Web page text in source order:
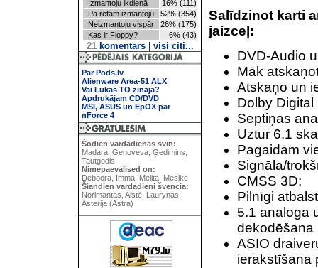
Izmantoju ikdienā
16% (111)
Pa retam izmantoju
52% (354)
Neizmantoju vispār
26% (175)
Kas ir Floppy?
6% (43)
21komentārs| visi citi...
Par Pods.lv
Alienware Area-51 ALX
Vai Lukas TO zināja?
Apdrukājam CD/DVD
MSI, ASUS un EpOX par
nForce 4
Šodien vardadienas svin:
Madara, Genoveva, Ģedimins,
Tautgodis
Nimepaevalised on:
Deboora, Imma, Melita, Mesike
Šiandien vardadieni švencia:
Norimantas, Aistė, Laurynas,
Asterija (Astra)
Salīdzinot karti
jaizceļ:
DVD-Audio
Māk
Atskaņo un
Dolby
Septiņas
Uztur 6.1
Pagaidām
Signāla/
CMSS 3D;
Pilnīgi
5.1 analoga
dekodēšana
ASIO
ierakstīšana